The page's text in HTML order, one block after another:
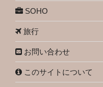
SOHO
旅行
お問い合わせ
このサイトについて